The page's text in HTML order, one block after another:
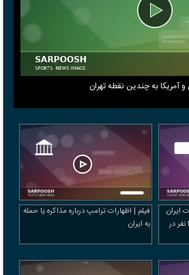
آمریکا به چندین نقطه تهران
ایران
در ۴۷ سال گذشته و کشته شدن ۳۲ نفر در
فیلم | اظهارات ترامپ درباره مذاکره یا حمله
به ایران